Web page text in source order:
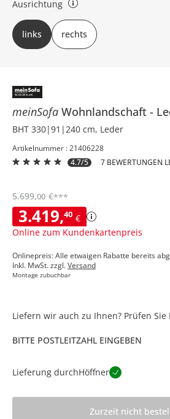
meinSofa Wohnlandschaft
BHT 330|91|240 cm, Leder
Artikelnummer : 21406228
4.7/5
7 BEWERTUNGEN
3.419,40 €
Online zum Kundenkartenpreis
5.699,00 €***
Onlinepreis: Alle etwaigen Rabatte bereits
Inkl. MwSt. zzgl.Versand
Montage zubuchbar
Ausrichtung
links oder rechts (bezieht sich auf die
links rechts
Liefern wir auch zu Ihnen? Prüfen Sie
BITTE POSTLEITZAHL EINGEBEN
Lieferung durchHöffner
Zurzeit nicht